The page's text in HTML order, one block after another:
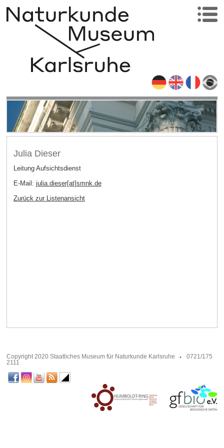
Julia Dieser
Leitung Aufsichtsdienst
E-Mail: julia.dieser[at]smnk.de
Zurück zur Listenansicht
Copyright 2020 Staatliches Museum für Naturkunde Karlsruhe
0721/175
2111